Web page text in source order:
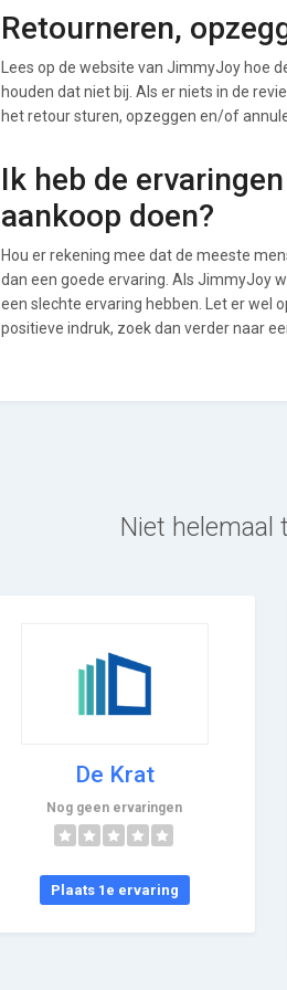
Retourneren,
Lees op de website van JimmyJoy hoe
houden dat niet bij. Als er niets in de
het retour sturen, opzeggen en/of
Ik heb de
aankoop doen?
Hou er rekening mee dat de meeste
dan een goede ervaring. Als JimmyJoy
een slechte ervaring hebben. Let er wel
positieve indruk, zoek dan verder naar
Niet helemaal
De Krat
Nog geen ervaringen
Plaats 1e ervaring